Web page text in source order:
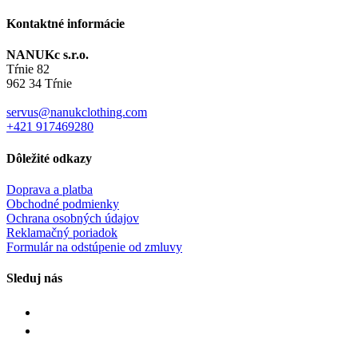
Kontaktné informácie
NANUKc s.r.o.
Tŕnie 82
962 34 Tŕnie
servus@nanukclothing.com
+421 917469280
Dôležité odkazy
Doprava a platba
Obchodné podmienky
Ochrana osobných údajov
Reklamačný poriadok
Formulár na odstúpenie od zmluvy
Sleduj nás